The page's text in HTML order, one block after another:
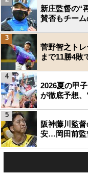
新庄監督の“
賛否もチー
菅野智之ト
まで11勝4敗
3
2026夏の甲
が徹底予想
4
阪神藤川監
安…岡田前監
5